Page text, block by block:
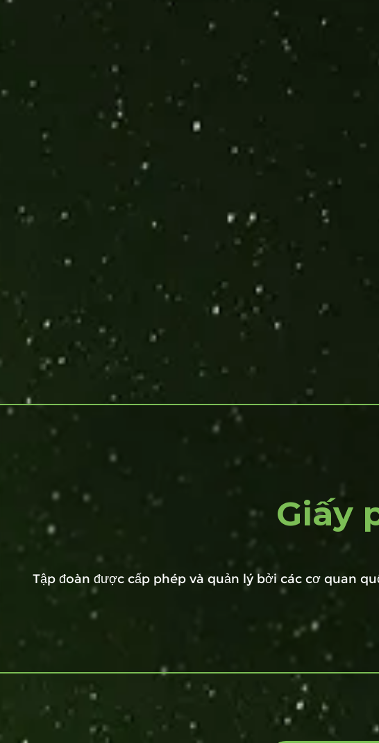
Giấy
Tập đoàn được cấp phép và quản lý bởi các cơ quan